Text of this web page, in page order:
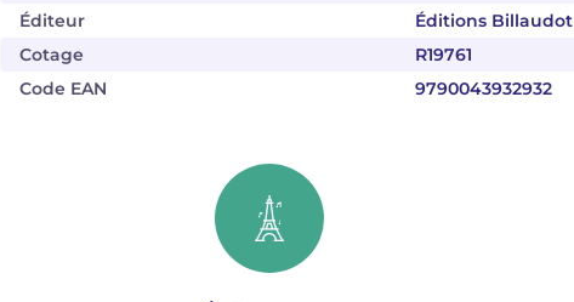
Éditeur
Éditions Billaudot
Cotage
R19761
Code EAN
9790043932932